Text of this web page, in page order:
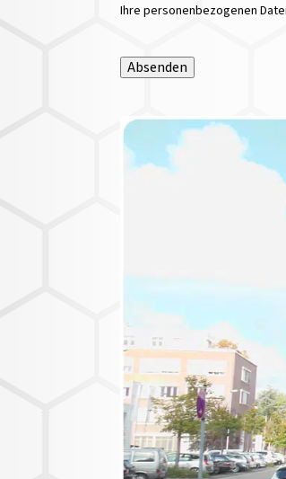
Ihre personenbezogenen
Absenden